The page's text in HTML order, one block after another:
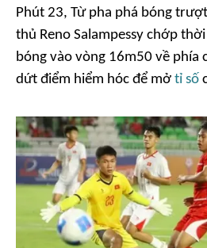
Phút 23, Từ pha phá bóng
thủ Reno Salampessy chớp
bóng vào vòng 16m50 về phía
dứt điểm hiểm hóc để mở tỉ số